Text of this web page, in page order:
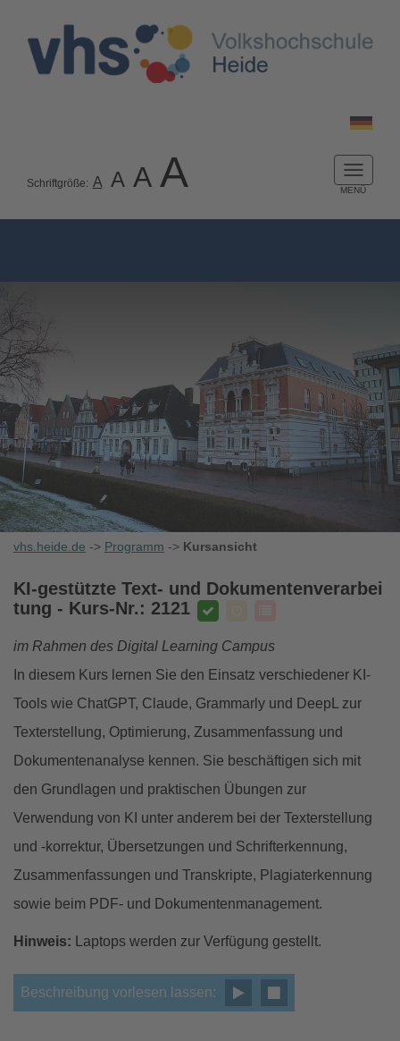
Schriftgröße: A A A A
vhs.heide.de -> Programm -> Kursansicht
KI-gestützte Text- und Dokumentenverarbei
tung - Kurs-Nr.: 2121
im Rahmen des Digital Learning Campus
In diesem Kurs lernen Sie den Einsatz verschiedener KI-
Tools wie ChatGPT, Claude, Grammarly und DeepL zur
Texterstellung, Optimierung, Zusammenfassung und
Dokumentenanalyse kennen. Sie beschäftigen sich mit
den Grundlagen und praktischen Übungen zur
Verwendung von KI unter anderem bei der Texterstellung
und -korrektur, Übersetzungen und Schrifterkennung,
Zusammenfassungen und Transkripte, Plagiaterkennung
sowie beim PDF- und Dokumentenmanagement.
Hinweis: Laptops werden zur Verfügung gestellt.
Beschreibung vorlesen lassen: